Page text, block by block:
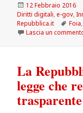
Scritto
il
12 Febbraio 2016
Diritti digitali,e-gov,
Repubblica.it
Tag
Foia
Lascia un
La
legge che